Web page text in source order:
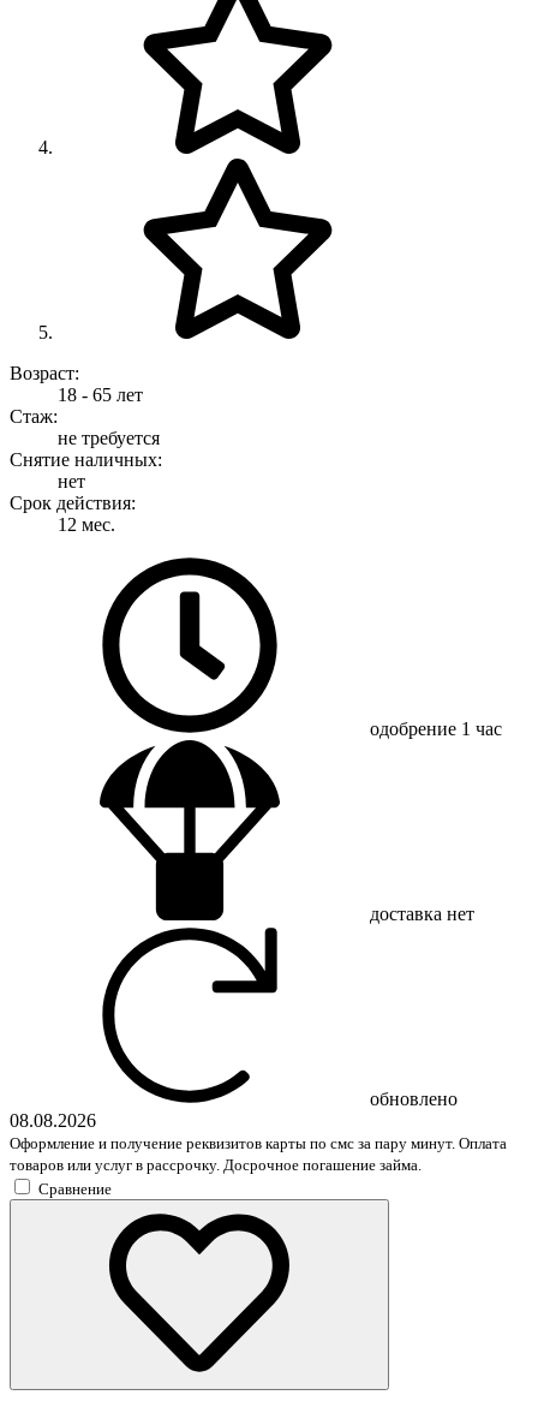
Возраст:
18 - 65 лет
Стаж:
не требуется
Снятие наличных:
нет
Срок действия:
12 мес.
одобрение 1 час
доставка нет
обновлено
08.08.2026
Оформление и получение реквизитов карты по смс за пару минут. Оплата
товаров или услуг в рассрочку. Досрочное погашение займа.
Сравнение